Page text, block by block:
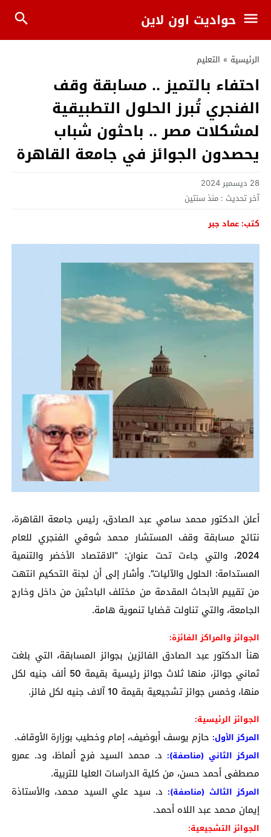
حواديت اون لاين
الرئيسية » التعليم
احتفاء بالتميز .. مسابقة وقف
الفنجري تُبرز الحلول التطبيقية
لمشكلات مصر .. باحثون شباب
يحصدون الجوائز في جامعة القاهرة
28 ديسمبر 2024
آخر تحديث : منذ سنتين
كتب: عماد جبر
أعلن الدكتور محمد سامي عبد الصادق، رئيس جامعة القاهرة،
نتائج مسابقة وقف المستشار محمد شوقي الفنجري للعام
2024، والتي جاءت تحت عنوان: “الاقتصاد الأخضر والتنمية
المستدامة: الحلول والآليات”. وأشار إلى أن لجنة التحكيم انتهت
من تقييم الأبحاث المقدمة من مختلف الباحثين من داخل وخارج
الجامعة، والتي تناولت قضايا تنموية هامة.
الجوائز والمراكز الفائزة:
هنأ الدكتور عبد الصادق الفائزين بجوائز المسابقة، التي بلغت
ثماني جوائز، منها ثلاث جوائز رئيسية بقيمة 50 ألف جنيه لكل
منها، وخمس جوائز تشجيعية بقيمة 10 آلاف جنيه لكل فائز.
الجوائز الرئيسية:
المركز الأول: حازم يوسف أبوضيف، إمام وخطيب بوزارة الأوقاف.
المركز الثاني (مناصفة): د. محمد السيد فرج ألماظ، ود. عمرو
مصطفى أحمد حسن، من كلية الدراسات العليا للتربية.
المركز الثالث (مناصفة): د. سيد علي السيد محمد، والأستاذة
إيمان محمد عبد اللاه أحمد.
الجوائز التشجيعية: